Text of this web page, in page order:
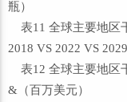
瓶）
表11 全球主要地区
2018 VS 2022 VS 2029
表12 全球主要地区
&（百万美元）